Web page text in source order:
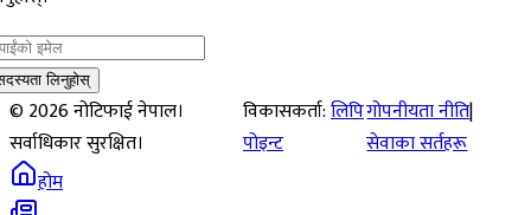
लिनुहोस्
©2026नोटिफाई नेपाल।
सर्वाधिकार सुरक्षित।
विकासकर्ता:लिपि
पोइन्ट
गोपनीयता नीति|
सेवाका सर्तहरू
होम